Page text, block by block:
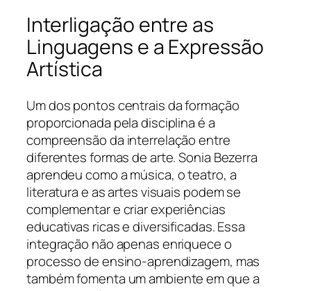
Interligação entre as
Linguagens e a Expressão
Artística
Um dos pontos centrais da formação
proporcionada pela disciplina é a
compreensão da interrelação entre
diferentes formas de arte. Sonia Bezerra
aprendeu como a música, o teatro, a
literatura e as artes visuais podem se
complementar e criar experiências
educativas ricas e diversificadas. Essa
integração não apenas enriquece o
processo de ensino-aprendizagem, mas
também fomenta um ambiente em que a